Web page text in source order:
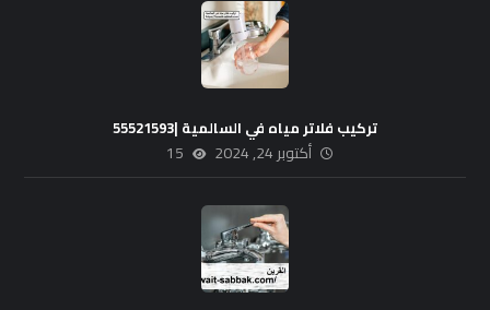
تركيب فلاتر مياه في السالمية |55521593
أكتوبر 24, 2024 15